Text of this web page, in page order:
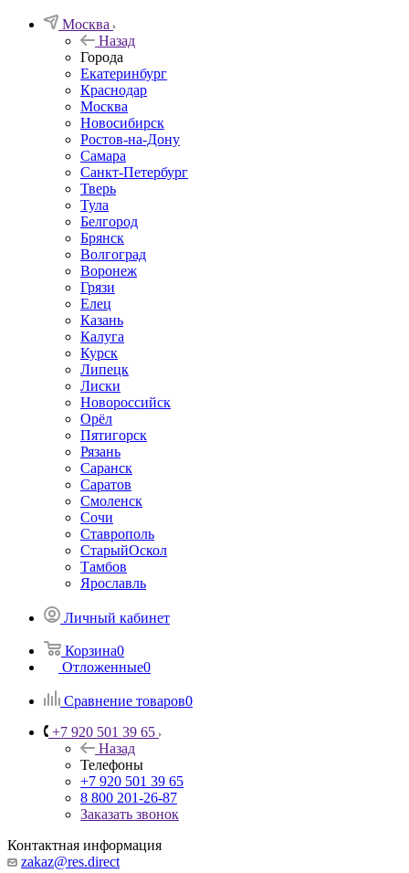
Москва
Назад
Города
Екатеринбург
Краснодар
Москва
Новосибирск
Ростов-на-Дону
Самара
Санкт-Петербург
Тверь
Тула
Белгород
Брянск
Волгоград
Воронеж
Грязи
Елец
Казань
Калуга
Курск
Липецк
Лиски
Новороссийск
Орёл
Пятигорск
Рязань
Саранск
Саратов
Смоленск
Сочи
Ставрополь
СтарыйОскол
Тамбов
Ярославль
Личный кабинет
Корзина0
Отложенные0
Сравнение товаров0
+7 920 501 39 65
Назад
Телефоны
+7 920 501 39 65
8 800 201-26-87
Заказать звонок
Контактная информация
zakaz@res.direct